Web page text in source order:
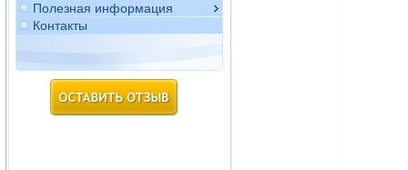
Полезная информация
Контакты